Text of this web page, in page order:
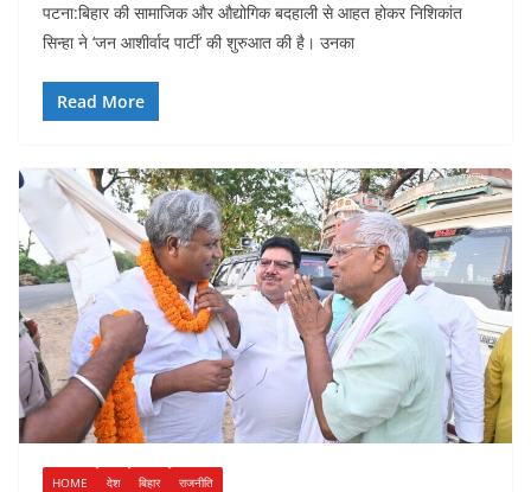
पटना:बिहार की सामाजिक और औद्योगिक बदहाली से आहत होकर निशिकांत
सिन्हा ने ‘जन आशीर्वाद पार्टी’ की शुरुआत की है। उनका
Read More
HOME देश बिहार राजनीति